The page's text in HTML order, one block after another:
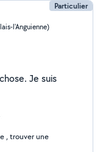
Particulier
l'Anguienne)
Je suis
, trouver une